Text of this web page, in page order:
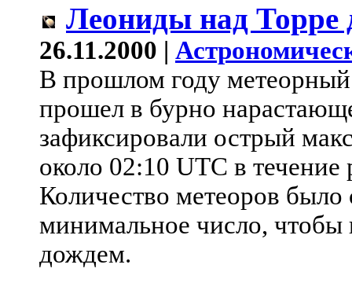
Леониды над Торре
26.11.2000 |
В прошлом году
прошел в бурно
зафиксировали острый
около 02:10 UTC в
Количество метеоров
минимальное число, чтобы
дождем.